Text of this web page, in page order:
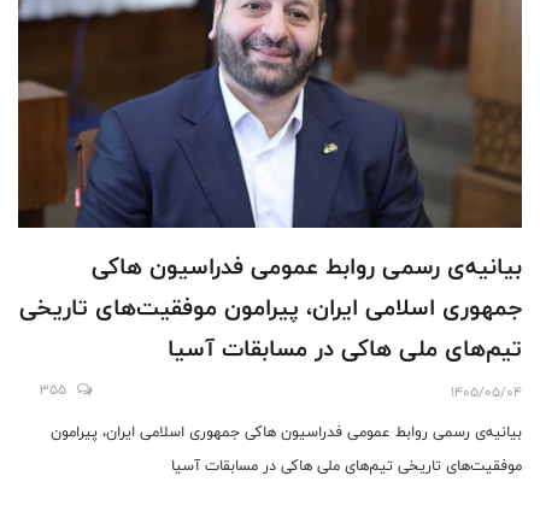
بیانیه‌ی رسمی روابط عمومی فدراسیون هاکی
جمهوری اسلامی ایران، پیرامون موفقیت‌های تاریخی
تیم‌های ملی هاکی در مسابقات آسیا
1405/05/04
355
بیانیه‌ی رسمی روابط عمومی فدراسیون هاکی جمهوری اسلامی ایران، پیرامون
موفقیت‌های تاریخی تیم‌های ملی هاکی در مسابقات آسیا